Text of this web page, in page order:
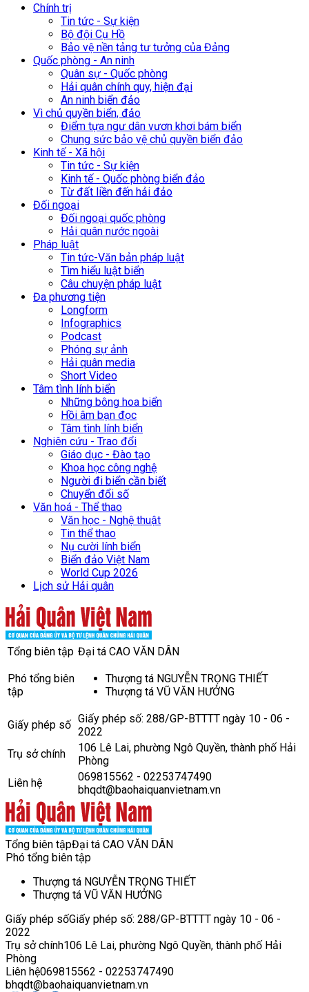
Chính trị
Tin tức - Sự kiện
Bộ đội Cụ Hồ
Bảo vệ nền tảng tư tưởng của Đảng
Quốc phòng - An ninh
Quân sự - Quốc phòng
Hải quân chính quy, hiện đại
An ninh biển đảo
Vì chủ quyền biển, đảo
Điểm tựa ngư dân vươn khơi bám biển
Chung sức bảo vệ chủ quyền biển đảo
Kinh tế - Xã hội
Tin tức - Sự kiện
Kinh tế - Quốc phòng biển đảo
Từ đất liền đến hải đảo
Đối ngoại
Đối ngoại quốc phòng
Hải quân nước ngoài
Pháp luật
Tin tức-Văn bản pháp luật
Tìm hiểu luật biển
Câu chuyện pháp luật
Đa phương tiện
Longform
Infographics
Podcast
Phóng sự ảnh
Hải quân media
Short Video
Tâm tình lính biển
Những bông hoa biển
Hồi âm bạn đọc
Tâm tình lính biển
Nghiên cứu - Trao đổi
Giáo dục - Đào tạo
Khoa học công nghệ
Người đi biển cần biết
Chuyển đổi số
Văn hoá - Thể thao
Văn học - Nghệ thuật
Tin thể thao
Nụ cười lính biển
Biển đảo Việt Nam
World Cup 2026
Lịch sử Hải quân
Tổng biên tập Đại tá CAO VĂN DÂN
Phó tổng biên
tập
Thượng tá NGUYỄN TRỌNG THIẾT
Thượng tá VŨ VĂN HƯỞNG
Giấy phép số Giấy phép số: 288/GP-BTTTT ngày 10 - 06 -
2022
Trụ sở chính
106 Lê Lai, phường Ngô Quyền, thành phố Hải
Phòng
Liên hệ
069815562 - 02253747490
bhqdt@baohaiquanvietnam.vn
Tổng biên tậpĐại tá CAO VĂN DÂN
Phó tổng biên tập
Thượng tá NGUYỄN TRỌNG THIẾT
Thượng tá VŨ VĂN HƯỞNG
Giấy phép sốGiấy phép số: 288/GP-BTTTT ngày 10 - 06 -
2022
Trụ sở chính106 Lê Lai, phường Ngô Quyền, thành phố Hải
Phòng
Liên hệ069815562 - 02253747490
bhqdt@baohaiquanvietnam.vn